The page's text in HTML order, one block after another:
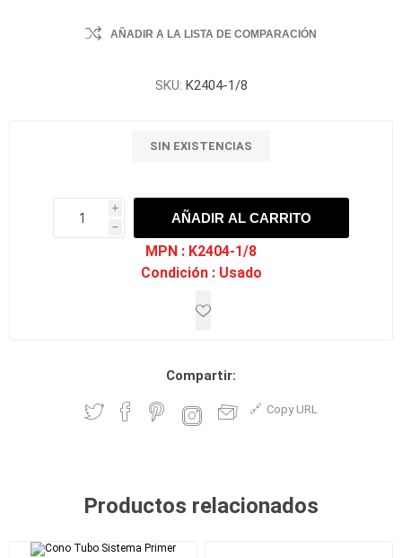
AÑADIR A LA LISTA DE COMPARACIÓN
SKU: K2404-1/8
SIN EXISTENCIAS
i
h
h
AÑADIR AL CARRITO
MPN : K2404-1/8
Condición : Usado
Compartir:
Copy URL
Productos relacionados